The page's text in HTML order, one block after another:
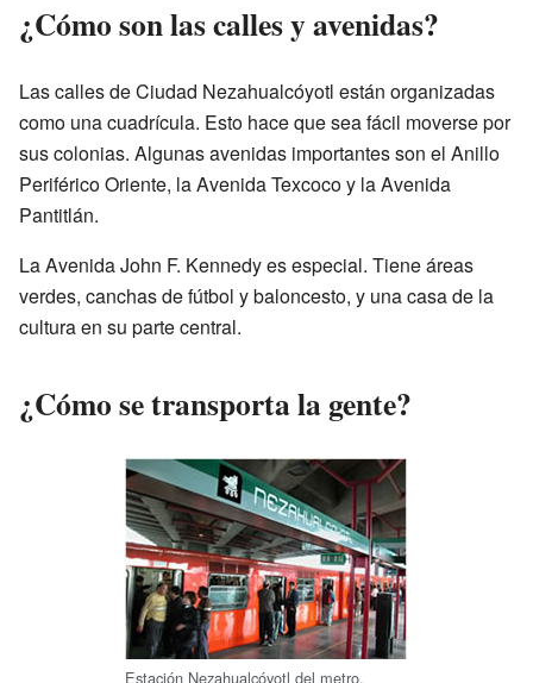
¿Cómo son las calles y avenidas?
Las calles de Ciudad Nezahualcóyotl están organizadas
como una cuadrícula. Esto hace que sea fácil moverse por
sus colonias. Algunas avenidas importantes son el Anillo
Periférico Oriente, la Avenida Texcoco y la Avenida
Pantitlán.
La Avenida John F. Kennedy es especial. Tiene áreas
verdes, canchas de fútbol y baloncesto, y una casa de la
cultura en su parte central.
¿Cómo se transporta la gente?
Estación Nezahualcóyotl del metro.